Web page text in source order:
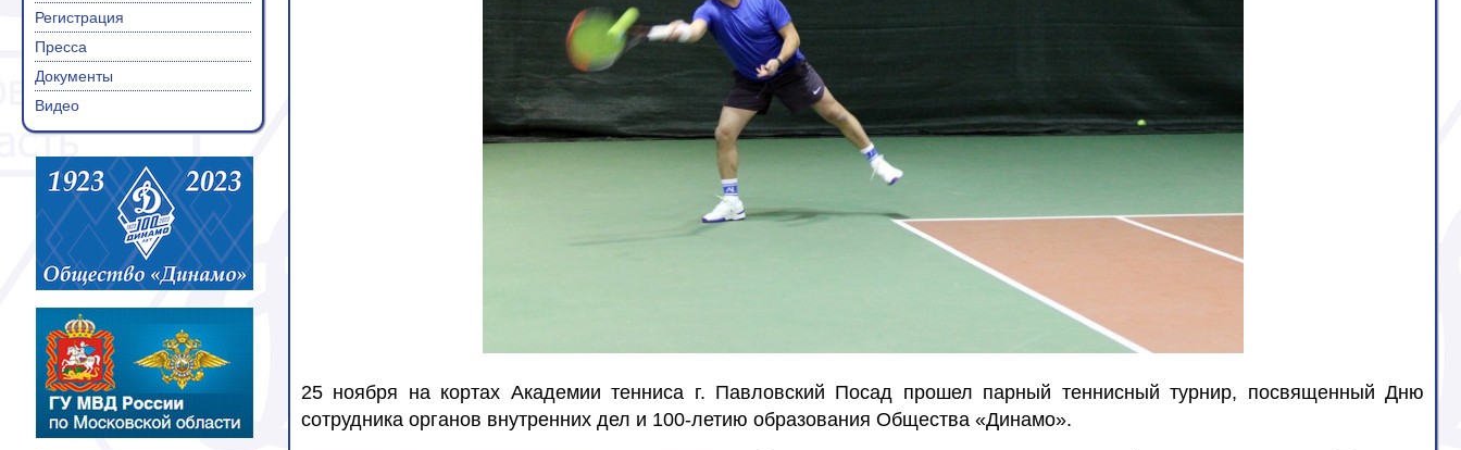
Регистрация
Пресса
Документы
Видео
25 ноября на кортах Академии тенниса г. Павловский Посад прошел парный теннисный турнир, посвященный Дню
сотрудника органов внутренних дел и 100-летию образования Общества «Динамо».